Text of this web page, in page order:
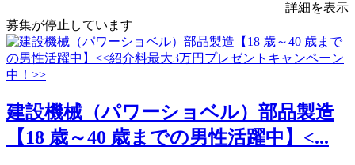
詳細を表示
募集が停止しています
建設機械（パワーショベル）部品製造
【18 歳～40 歳までの男性活躍中】<...